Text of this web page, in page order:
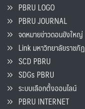
PBRU LOGO
PBRU JOURNAL
จดหมายข่าวดอนขังใหญ่
Link มหาวิทยาลัยราชภัฏ
SCD PBRU
SDGs PBRU
ระบบเลือกตั้งออนไลน์
PBRU INTERNET